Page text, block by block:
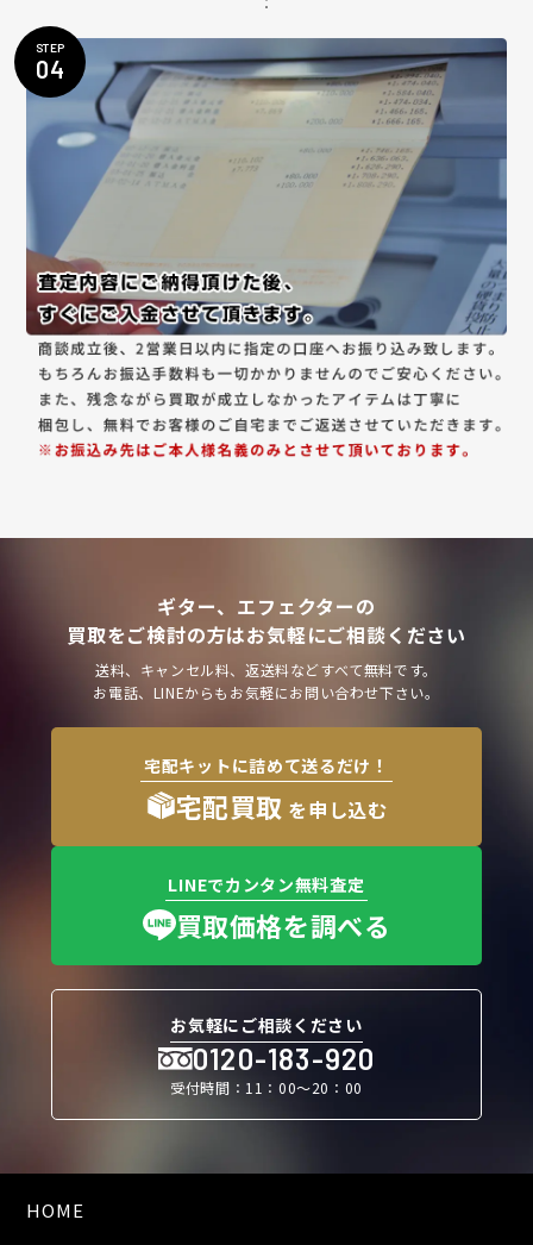
STEP
04
ギター、エフェクターの
買取をご検討の方はお気軽にご相談ください
送料、キャンセル料、返送料などすべて無料です。
お電話、LINEからもお気軽にお問い合わせ下さい。
宅配キットに詰めて送るだけ！
宅配買取 を申し込む
LINEでカンタン無料査定
買取価格を調べる
お気軽にご相談ください
0120-183-920
受付時間：11：00〜20：00
HOME